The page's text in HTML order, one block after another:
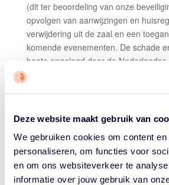
Deze website maakt gebruik van
We gebruiken cookies om content
personaliseren, om functies voor
en om ons websiteverkeer te
informatie over jouw gebruik van
(dit ter beoordeling van onze
opvolgen van aanwijzingen en
verwijdering uit de zaal en een
komende evenementen. De schade
boete opgelegd door de Nederlandse
zal worden verhaald op de daders.
6. Betreden speelvloer
wedstrijd de speelvloer te betreden.
het stopzetten van de wedstrijd door
Eventuele schade en een boete
Nederlandse Basketball Bond zal
de daders.